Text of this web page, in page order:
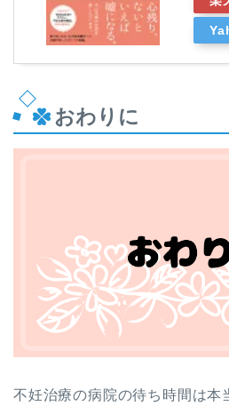
おわりに
不妊治療の病院の待ち時間は本